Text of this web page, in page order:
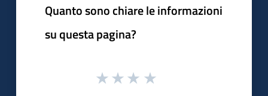
Quanto sono chiare le informazioni
su questa pagina?